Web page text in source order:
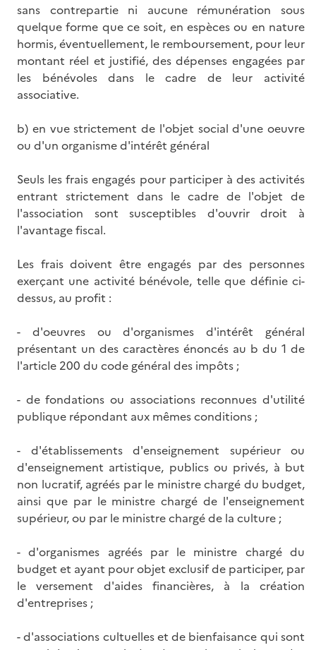
sans contrepartie ni aucune rémunération sous
quelque forme que ce soit, en espèces ou en nature
hormis, éventuellement, le remboursement, pour leur
montant réel et justifié, des dépenses engagées par
les bénévoles dans le cadre de leur activité
associative.
b) en vue strictement de l'objet social d'une oeuvre
ou d'un organisme d'intérêt général
Seuls les frais engagés pour participer à des activités
entrant strictement dans le cadre de l'objet de
l'association sont susceptibles d'ouvrir droit à
l'avantage fiscal.
Les frais doivent être engagés par des personnes
exerçant une activité bénévole, telle que définie ci-
dessus, au profit :
- d'oeuvres ou d'organismes d'intérêt général
présentant un des caractères énoncés au b du 1 de
l'article 200 du code général des impôts ;
- de fondations ou associations reconnues d'utilité
publique répondant aux mêmes conditions ;
- d'établissements d'enseignement supérieur ou
d'enseignement artistique, publics ou privés, à but
non lucratif, agréés par le ministre chargé du budget,
ainsi que par le ministre chargé de l'enseignement
supérieur, ou par le ministre chargé de la culture ;
- d'organismes agréés par le ministre chargé du
budget et ayant pour objet exclusif de participer, par
le versement d'aides financières, à la création
d'entreprises ;
- d'associations cultuelles et de bienfaisance qui sont